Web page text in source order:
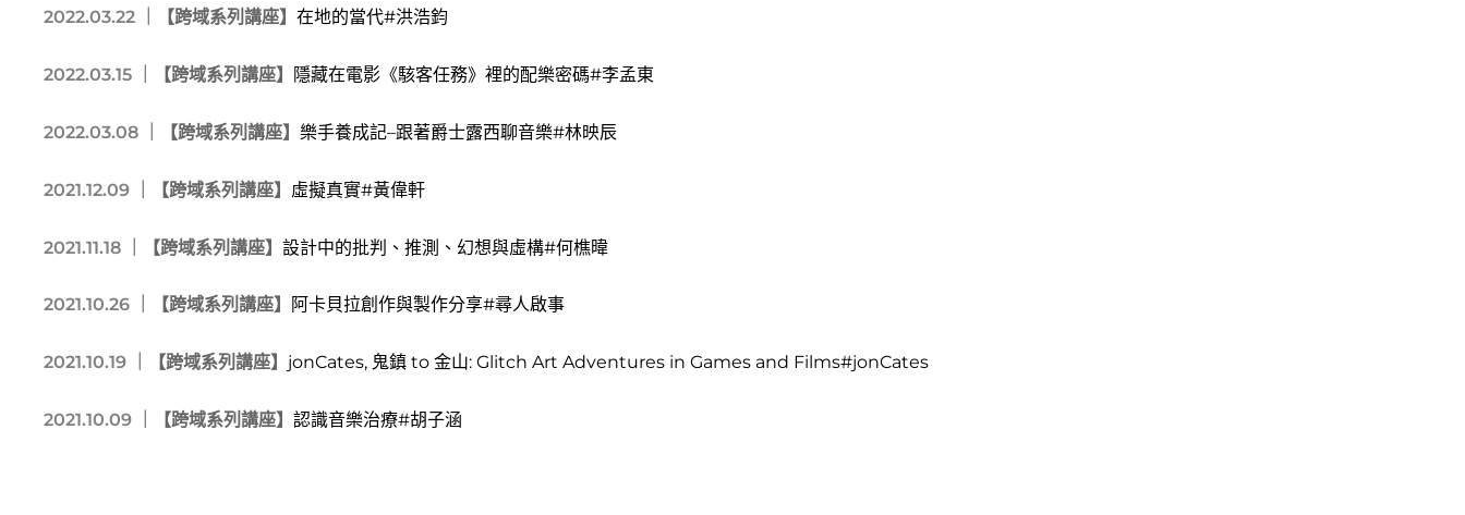
2022.03.22 ｜ 【跨域系列講座】 在地的當代#洪浩鈞
2022.03.15 ｜ 【跨域系列講座】 隱藏在電影《駭客任務》裡的配樂密碼#李孟東
2022.03.08 ｜ 【跨域系列講座】 樂手養成記–跟著爵士露西聊音樂#林映辰
2021.12.09 ｜ 【跨域系列講座】 虛擬真實#黃偉軒
2021.11.18 ｜ 【跨域系列講座】 設計中的批判、推測、幻想與虛構#何樵暐
2021.10.26 ｜ 【跨域系列講座】 阿卡貝拉創作與製作分享#尋人啟事
2021.10.19 ｜ 【跨域系列講座】 jonCates, 鬼鎮 to 金山: Glitch Art Adventures in Games and Films#jonCates
2021.10.09 ｜ 【跨域系列講座】 認識音樂治療#胡子涵